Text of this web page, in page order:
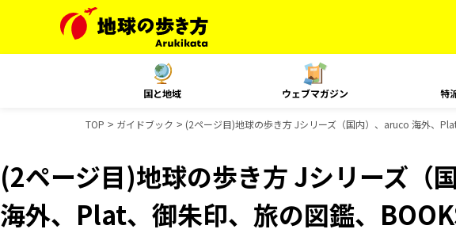
国と地域 ウェブマガジン 特
TOP ガイドブック (2ページ目)地球の歩き方 Jシリーズ（国内）、aruco 海外、
(2ページ目)地球の歩き方 Jシリーズ（
海外、Plat、御朱印、旅の図鑑、